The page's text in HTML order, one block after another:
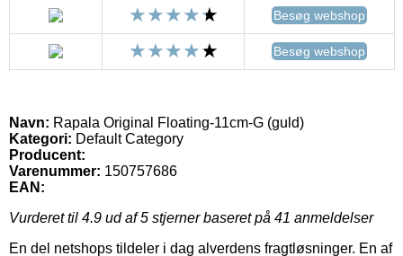
Besøg webshop
Besøg webshop
Navn: Rapala Original Floating-11cm-G (guld)
Kategori: Default Category
Producent:
Varenummer: 150757686
EAN:
Vurderet til 4.9 ud af 5 stjerner baseret på 41 anmeldelser
En del netshops tildeler i dag alverdens fragtløsninger. En af